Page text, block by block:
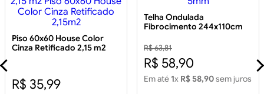
Piso 60x60 House Color
Cinza Retificado 2,15 m2
R$ 35,99
Telha Ondulada
Fibrocimento 244x110cm
R$ 63,81
R$ 58,90
Em até 1x R$ 58,90sem juros